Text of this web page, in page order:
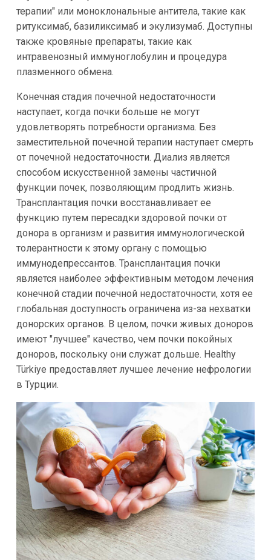
терапии" или моноклональные антитела, такие как
ритуксимаб, базиликсимаб и экулизумаб. Доступны
также кровяные препараты, такие как
интравенозный иммуноглобулин и процедура
плазменного обмена.
Конечная стадия почечной недостаточности
наступает, когда почки больше не могут
удовлетворять потребности организма. Без
заместительной почечной терапии наступает смерть
от почечной недостаточности. Диализ является
способом искусственной замены частичной
функции почек, позволяющим продлить жизнь.
Трансплантация почки восстанавливает ее
функцию путем пересадки здоровой почки от
донора в организм и развития иммунологической
толерантности к этому органу с помощью
иммунодепрессантов. Трансплантация почки
является наиболее эффективным методом лечения
конечной стадии почечной недостаточности, хотя ее
глобальная доступность ограничена из-за нехватки
донорских органов. В целом, почки живых доноров
имеют "лучшее" качество, чем почки покойных
доноров, поскольку они служат дольше. Healthy
Türkiye предоставляет лучшее лечение нефрологии
в Турции.